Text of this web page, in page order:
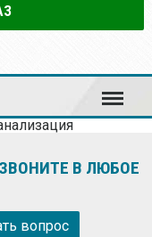
Меню
В ЛЮБОЕ
вопрос